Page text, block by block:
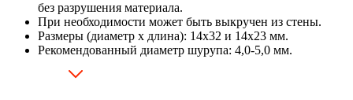
без разрушения материала.
При необходимости может быть выкручен из стены.
Размеры (диаметр х длина): 14х32 и 14х23 мм.
Рекомендованный диаметр шурупа: 4,0-5,0 мм.